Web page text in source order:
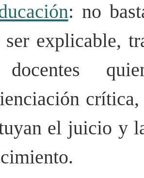
: no
ser explicable,
el juicio y